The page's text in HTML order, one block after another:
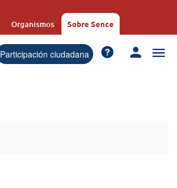
Organismos Sobre Sence
Participación ciudadana